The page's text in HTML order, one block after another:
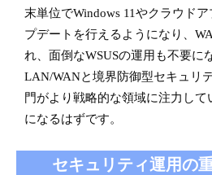
末単位でWindows 11やクラウド
プデートを行えるようになり、
れ、面倒なWSUSの運用も不要に
LAN/WANと境界防御型セキュリ
門がより戦略的な領域に注力し
になるはずです。
セキュリティ運用の